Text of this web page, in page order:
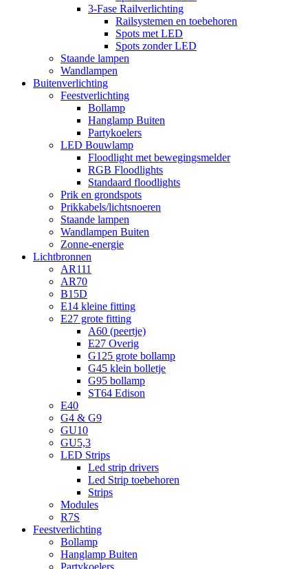
3-Fase Railverlichting
Railsystemen en toebehoren
Spots met LED
Spots zonder LED
Staande lampen
Wandlampen
Buitenverlichting
Feestverlichting
Bollamp
Hanglamp Buiten
Partykoelers
LED Bouwlamp
Floodlight met bewegingsmelder
RGB Floodlights
Standaard floodlights
Prik en grondspots
Prikkabels/lichtsnoeren
Staande lampen
Wandlampen Buiten
Zonne-energie
Lichtbronnen
AR111
AR70
B15D
E14 kleine fitting
E27 grote fitting
A60 (peertje)
E27 Overig
G125 grote bollamp
G45 klein bolletje
G95 bollamp
ST64 Edison
E40
G4 & G9
GU10
GU5,3
LED Strips
Led strip drivers
Led Strip toebehoren
Strips
Modules
R7S
Feestverlichting
Bollamp
Hanglamp Buiten
Partykoelers